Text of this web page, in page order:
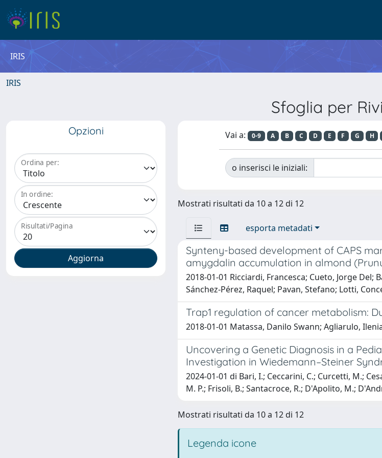
IRIS
IRIS
Sfoglia per
Opzioni
Ordina per:
In ordine:
Risultati/Pagina
Vai a: 0-9 A B C D E F G H
o inserisci le iniziali:
Mostrati risultati da 10 a 12 di 12
esporta metadati
Synteny-based development of CAPS
amygdalin accumulation in almond
2018-01-01 Ricciardi, Francesca; Cueto, Jorge
Sánchez-Pérez, Raquel; Pavan, Stefano; Lotti,
Trap1 regulation of cancer metabolism:
2018-01-01 Matassa, Danilo Swann; Agliarulo,
Uncovering a Genetic Diagnosis in a
Investigation in Wiedemann–Steiner
2024-01-01 di Bari, I.; Ceccarini, C.; Curcetti, M.;
M. P.; Frisoli, B.; Santacroce, R.; D'Apolito, M.;
Mostrati risultati da 10 a 12 di 12
Legenda icone